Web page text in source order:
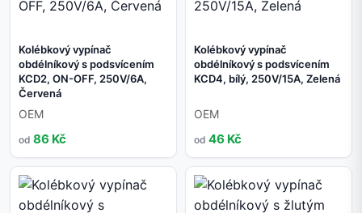
Kolébkový vypínač
obdélníkový s podsvícením
KCD2, ON-OFF, 250V/6A,
Červená
OEM
od 86 Kč
Kolébkový vypínač
obdélníkový s podsvícením
KCD4, bílý, 250V/15A, Zelená
OEM
od 46 Kč